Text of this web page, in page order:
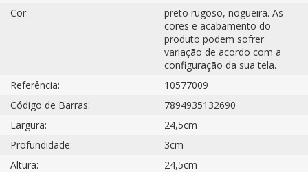
Cor:
preto rugoso, nogueira. As
cores e acabamento do
produto podem sofrer
variação de acordo com a
configuração da sua tela.
Referência:
10577009
Código de Barras:
7894935132690
Largura:
24,5cm
Profundidade:
3cm
Altura:
24,5cm